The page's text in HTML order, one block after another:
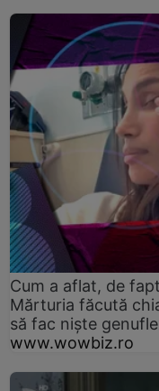
Cum a aflat, de
Mărturia făcută
să fac niște
www.wowbiz.ro